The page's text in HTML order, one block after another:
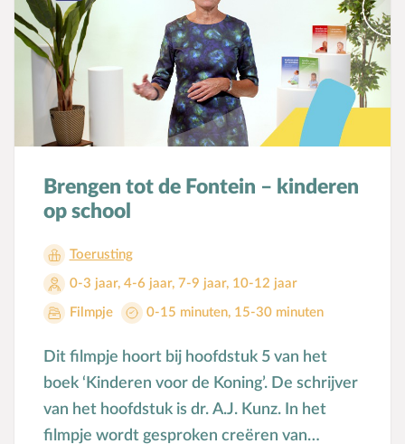
Brengen tot de Fontein – kinderen
op school
Toerusting
0-3 jaar, 4-6 jaar, 7-9 jaar, 10-12 jaar
Filmpje 0-15 minuten, 15-30 minuten
Dit filmpje hoort bij hoofdstuk 5 van het
boek ‘Kinderen voor de Koning’. De schrijver
van het hoofdstuk is dr. A.J. Kunz. In het
filmpje wordt gesproken creëren van